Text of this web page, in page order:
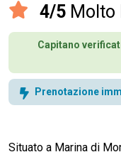
4/5 Molto
Capitano
Prenotazione
Situato a Marina di